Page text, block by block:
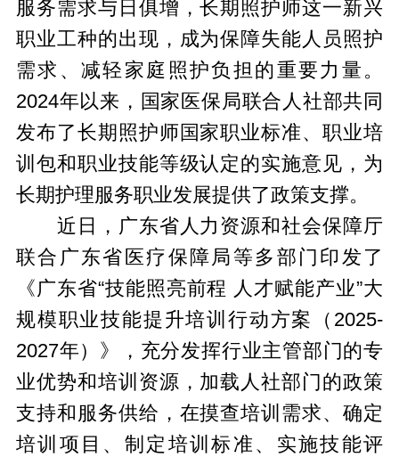
服务需求与日俱增，长期照护师这一新兴
职业工种的出现，成为保障失能人员照护
需求、减轻家庭照护负担的重要力量。
2024年以来，国家医保局联合人社部共同
发布了长期照护师国家职业标准、职业培
训包和职业技能等级认定的实施意见，为
长期护理服务职业发展提供了政策支撑。
近日，广东省人力资源和社会保障厅
联合广东省医疗保障局等多部门印发了
《广东省“技能照亮前程 人才赋能产业”大
规模职业技能提升培训行动方案（2025-
2027年）》，充分发挥行业主管部门的专
业优势和培训资源，加载人社部门的政策
支持和服务供给，在摸查培训需求、确定
培训项目、制定培训标准、实施技能评